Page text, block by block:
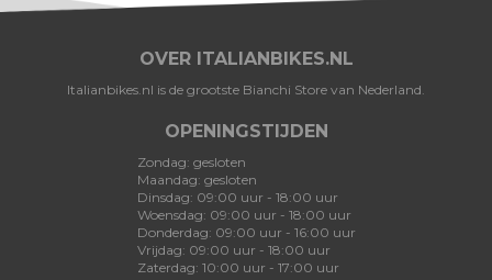
OVER ITALIANBIKES.NL
Italianbikes.nl is de grootste Bianchi Store van Nederland.
OPENINGSTIJDEN
Zondag: gesloten
Maandag: gesloten
Dinsdag: 09:00 uur - 18:00 uur
Woensdag: 09:00 uur - 18:00 uur
Donderdag: 09:00 uur - 16:00 uur
Vrijdag: 09:00 uur - 18:00 uur
Zaterdag: 10:00 uur - 17:00 uur